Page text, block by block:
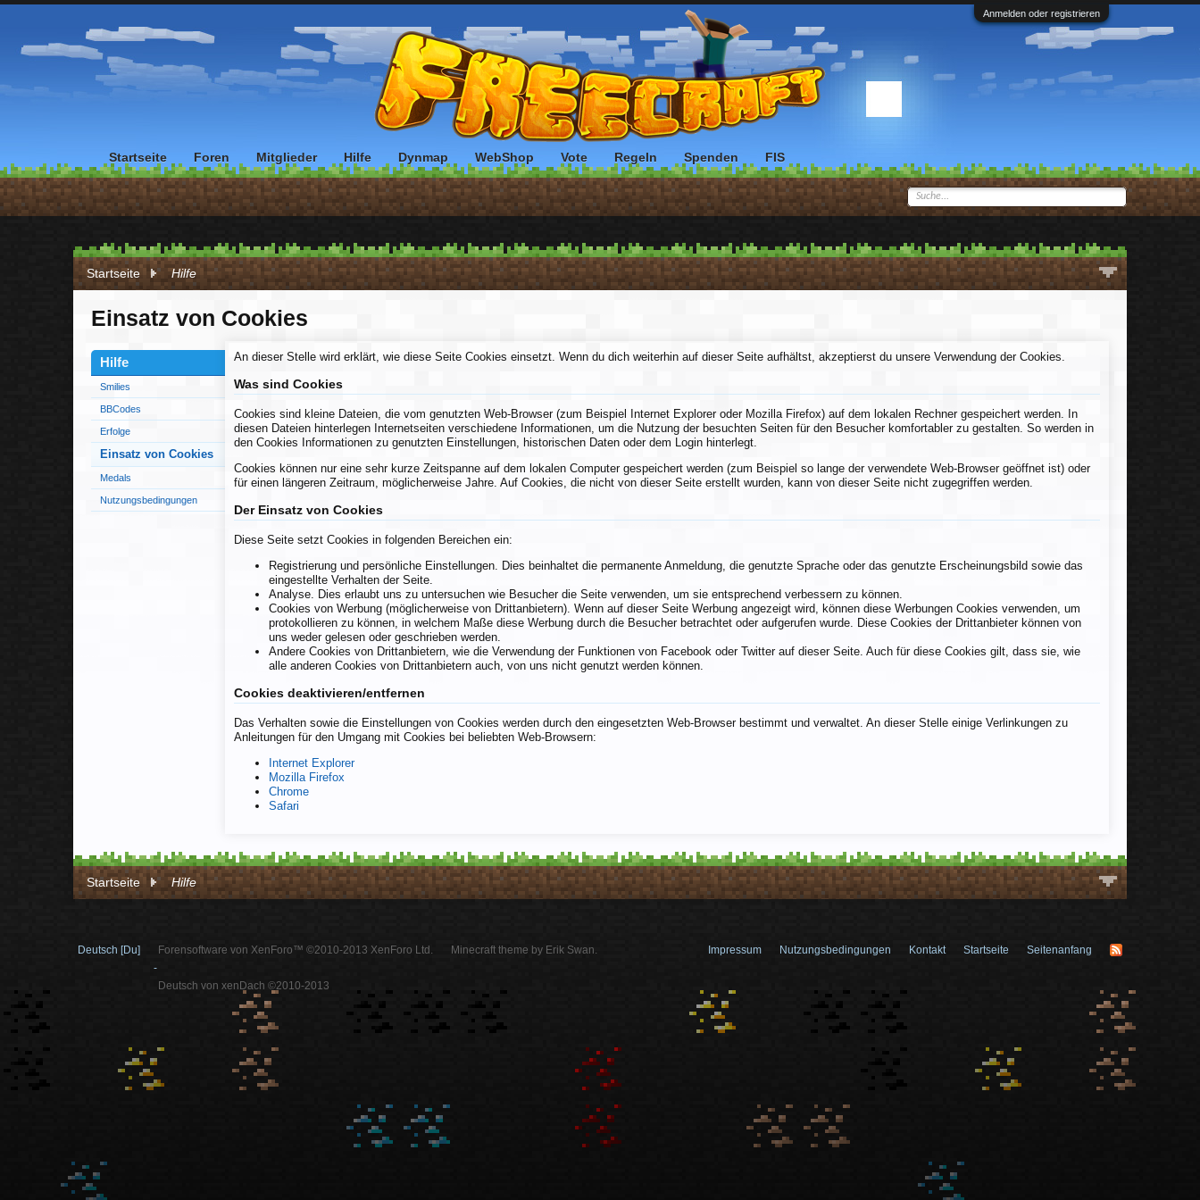
Anmelden oder registrieren
Startseite Hilfe
Einsatz von Cookies
Hilfe
Smilies
BBCodes
Erfolge
Einsatz von Cookies
Medals
Nutzungsbedingungen
An dieser Stelle wird erklärt, wie diese Seite Cookies einsetzt. Wenn du dich weiterhin auf dieser Seite aufhältst, akzeptierst du unsere Verwendung der Cookies.
Was sind Cookies
Cookies sind kleine Dateien, die vom genutzten Web-Browser (zum Beispiel Internet Explorer oder Mozilla Firefox) auf dem lokalen Rechner gespeichert werden. In
diesen Dateien hinterlegen Internetseiten verschiedene Informationen, um die Nutzung der besuchten Seiten für den Besucher komfortabler zu gestalten. So werden in
den Cookies Informationen zu genutzten Einstellungen, historischen Daten oder dem Login hinterlegt.
Cookies können nur eine sehr kurze Zeitspanne auf dem lokalen Computer gespeichert werden (zum Beispiel so lange der verwendete Web-Browser geöffnet ist) oder
für einen längeren Zeitraum, möglicherweise Jahre. Auf Cookies, die nicht von dieser Seite erstellt wurden, kann von dieser Seite nicht zugegriffen werden.
Der Einsatz von Cookies
Diese Seite setzt Cookies in folgenden Bereichen ein:
Registrierung und persönliche Einstellungen. Dies beinhaltet die permanente Anmeldung, die genutzte Sprache oder das genutzte Erscheinungsbild sowie das
eingestellte Verhalten der Seite.
Analyse. Dies erlaubt uns zu untersuchen wie Besucher die Seite verwenden, um sie entsprechend verbessern zu können.
Cookies von Werbung (möglicherweise von Drittanbietern). Wenn auf dieser Seite Werbung angezeigt wird, können diese Werbungen Cookies verwenden, um
protokollieren zu können, in welchem Maße diese Werbung durch die Besucher betrachtet oder aufgerufen wurde. Diese Cookies der Drittanbieter können von
uns weder gelesen oder geschrieben werden.
Andere Cookies von Drittanbietern, wie die Verwendung der Funktionen von Facebook oder Twitter auf dieser Seite. Auch für diese Cookies gilt, dass sie, wie
alle anderen Cookies von Drittanbietern auch, von uns nicht genutzt werden können.
Cookies deaktivieren/entfernen
Das Verhalten sowie die Einstellungen von Cookies werden durch den eingesetzten Web-Browser bestimmt und verwaltet. An dieser Stelle einige Verlinkungen zu
Anleitungen für den Umgang mit Cookies bei beliebten Web-Browsern:
Internet Explorer
Mozilla Firefox
Chrome
Safari
Startseite Hilfe
Startseite Foren Mitglieder Hilfe Dynmap WebShop Vote Regeln Spenden FIS
Deutsch [Du]
Forensoftware von XenForo™ ©2010-2013 XenForo Ltd.
-
Deutsch von xenDach ©2010-2013
Minecraft theme by Erik Swan. Impressum Nutzungsbedingungen Kontakt Startseite Seitenanfang